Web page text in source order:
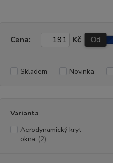
Cena: Kč Od
Skladem Novinka
Varianta
Aerodynamický kryt
okna (2)